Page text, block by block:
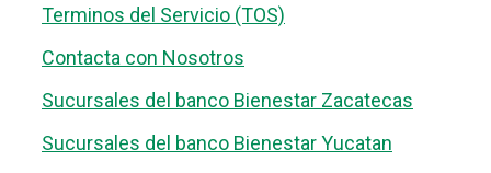
Terminos del Servicio (TOS)
Contacta con Nosotros
Sucursales del banco Bienestar Zacatecas
Sucursales del banco Bienestar Yucatan